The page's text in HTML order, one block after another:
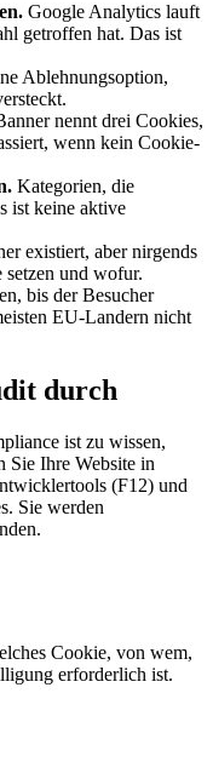
Google Analytics lauft
getroffen hat. Das ist
Ablehnungsoption,
nennt drei Cookies,
wenn kein Cookie-
Kategorien, die
ist keine aktive
existiert, aber nirgends
und wofur.
bis der Besucher
EU-Landern nicht
durch
ist zu wissen,
Sie Ihre Website in
(F12) und
Sie werden
Cookie, von wem,
erforderlich ist.